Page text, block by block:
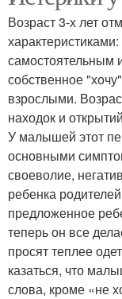
Возраст 3-х лет
самостоятельным
собственное
взрослыми.
находок и
У малышей этот
основными
своеволие,
ребенка
предложенное
теперь он все
просят теплее
казаться, что
слова, кроме «не